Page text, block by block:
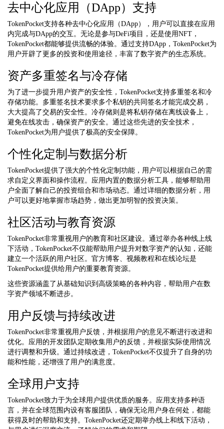
去中心化应用（DApp）支持
TokenPocket支持各种去中心化应用（DApp），用户可以直接在应用
内完成与DApp的交互。无论是参与DeFi项目，还是使用NFT，
TokenPocket都能够提供流畅的体验。通过支持DApp，TokenPocket为
用户开辟了更多的投资和使用途径，丰富了数字资产的生态系统。
资产多重签名与冷存储
为了进一步提升用户资产的安全性，TokenPocket支持多重签名和冷
存储功能。多重签名技术要求多个私钥的共同签名才能完成交易，
大大提高了交易的安全性。冷存储则是将私钥存储在离线设备上，
避免在线攻击，确保资产的安全。通过这些先进的安全技术，
TokenPocket为用户提供了极高的安全保障。
个性化定制与数据分析
TokenPocket提供了强大的个性化定制功能，用户可以根据自己的需
求自定义界面和操作流程。应用内置的数据分析工具，能够帮助用
户全面了解自己的投资组合和市场动态。通过详细的数据分析，用
户可以更好地掌握市场趋势，做出更加明智的投资决策。
社区活动与教育资源
TokenPocket非常重视用户的教育和社区建设。通过举办各种线上线
下活动，TokenPocket不仅能帮助用户提升对数字资产的认知，还能
建立一个活跃的用户社区。官方博客、视频教程和在线论坛是
TokenPocket提供给用户的重要教育资源。
这些资源涵盖了从基础知识到高级策略的各种内容，帮助用户在数
字资产领域不断进步。
用户反馈与持续改进
TokenPocket非常重视用户反馈，并根据用户的意见不断进行改进和
优化。应用的开发团队定期收集用户的反馈，并根据实际使用情况
进行调整和升级。通过持续改进，TokenPocket不仅提升了自身的功
能和性能，还增强了用户的满意度。
全球用户支持
TokenPocket致力于为全球用户提供优质的服务。应用支持多种语
言，并在全球范围内设有客服团队，确保无论用户身在何处，都能
获得及时的帮助和支持。TokenPocket还定期举办线上和线下活动，